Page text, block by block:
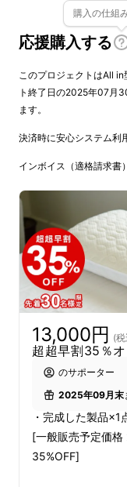
試作と改良を
トまくらは、
体感できるレ
睡眠の悩みを持
きるまくら を
応援購入する
購入の仕組
このプロジェクトはAll
ト終了日の2025年07月
ます。
決済時に安心システム利
インボイス（適格請求書
13,000円 (
超超早割35％オ
のサポーター
2025年09月末
・完成した製品×1
[一般販売予定価
35%OFF]